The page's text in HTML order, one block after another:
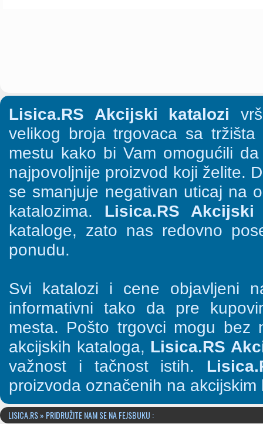
Lisica.RS Akcijski katalozi
velikog broja trgovaca sa
mestu kako bi Vam omogućili
najpovoljnije proizvod koji želite.
se smanjuje negativan uticaj na
katalozima. Lisica.RS Akcijski
kataloge, zato nas redovno
ponudu.
Svi katalozi i cene objavljeni
informativni tako da pre
mesta. Pošto trgovci mogu bez
akcijskih kataloga, Lisica.RS
važnost i tačnost istih.
proizvoda označenih na akcijskim
LISICA.RS » PRIDRUŽITE NAM SE NA FEJSBUKU :